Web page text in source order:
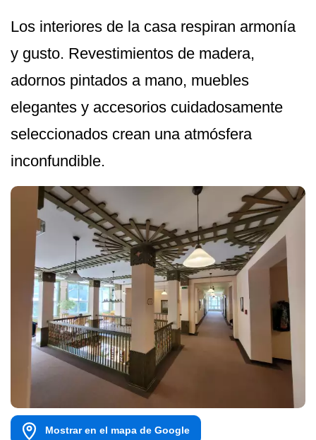
Los interiores de la casa respiran armonía
y gusto. Revestimientos de madera,
adornos pintados a mano, muebles
elegantes y accesorios cuidadosamente
seleccionados crean una atmósfera
inconfundible.
Mostrar en el mapa de Google